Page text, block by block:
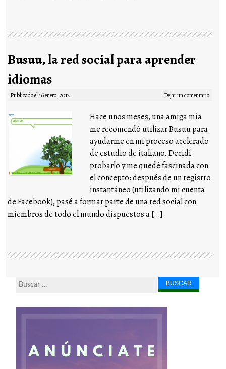
Busuu, la red social para aprender
idiomas
Publicado el16 enero, 2012 Dejar un comentario
Hace unos meses, una amiga mía
me recomendó utilizar Busuu para
ayudarme en mi proceso acelerado
de estudio de italiano. Decidí
probarlo y me quedé fascinada con
el concepto: después de un registro
instantáneo (utilizando mi cuenta
de Facebook), pasé a formar parte de una red social con
miembros de todo el mundo dispuestos a […]
Buscar...